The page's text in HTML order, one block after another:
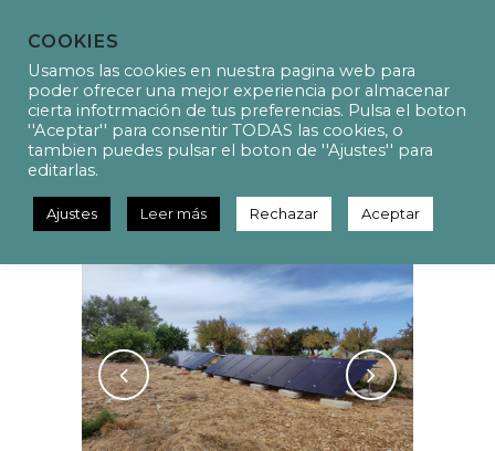
P21021 – Instal·lació fotovoltaica
en règim d’autoconsum en
COOKIES
Usamos las cookies en nuestra pagina web para
poder ofrecer una mejor experiencia por almacenar
cierta infotrmación de tus preferencias. Pulsa el boton
''Aceptar'' para consentir TODAS las cookies, o
tambien puedes pulsar el boton de ''Ajustes'' para
editarlas.
Ajustes Leer más Rechazar Aceptar